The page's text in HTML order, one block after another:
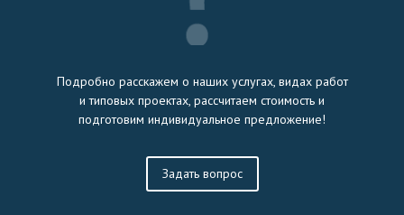
Подробно расскажем о наших услугах, видах работ
и типовых проектах, рассчитаем стоимость и
подготовим индивидуальное предложение!
Задать вопрос